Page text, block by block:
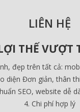
LIÊN HỆ
THẾ VƯỢT
đẹp trên tất cả:
diện Đơn giản, thân
SEO, website dễ
Chi phí hợp lý